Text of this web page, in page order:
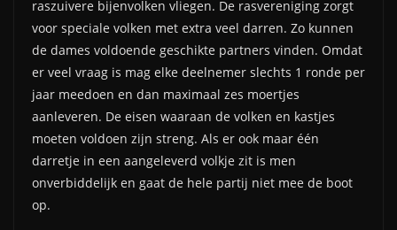
raszuivere bijenvolken vliegen. De rasvereniging zorgt
voor speciale volken met extra veel darren. Zo kunnen
de dames voldoende geschikte partners vinden. Omdat
er veel vraag is mag elke deelnemer slechts 1 ronde per
jaar meedoen en dan maximaal zes moertjes
aanleveren. De eisen waaraan de volken en kastjes
moeten voldoen zijn streng. Als er ook maar één
darretje in een aangeleverd volkje zit is men
onverbiddelijk en gaat de hele partij niet mee de boot
op.